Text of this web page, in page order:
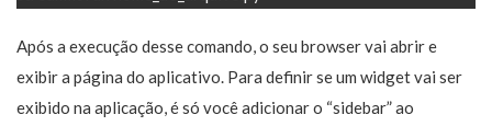
Após a execução desse comando, o seu browser vai abrir e
exibir a página do aplicativo. Para definir se um widget vai ser
exibido na aplicação, é só você adicionar o “sidebar” ao